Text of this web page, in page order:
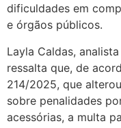
dificuldades em
e órgãos públicos.
Layla Caldas,
ressalta que, de
214/2025, que
sobre penalidades
acessórias, a multa